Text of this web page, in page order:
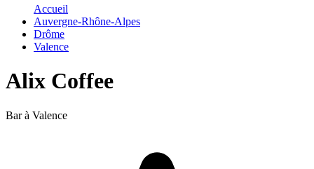
Accueil
Auvergne-Rhône-Alpes
Drôme
Valence
Alix Coffee
Bar à Valence